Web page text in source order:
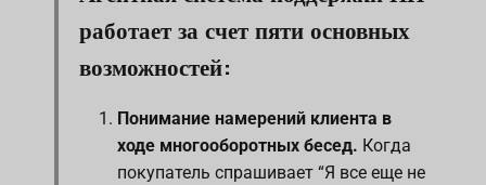
работает за счет пяти основных
возможностей:
Понимание намерений клиента в
ходе многооборотных бесед. Когда
покупатель спрашивает “Я все еще не